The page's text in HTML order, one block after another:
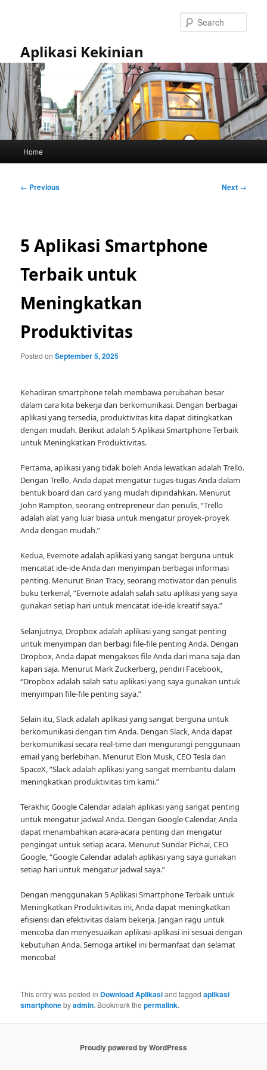
Aplikasi Kekinian
Home
Post
← Previous Next →
5 Aplikasi Smartphone
Terbaik untuk
Meningkatkan
Produktivitas
Posted onSeptember 5, 2025
Kehadiran smartphone telah membawa perubahan besar
dalam cara kita bekerja dan berkomunikasi. Dengan berbagai
aplikasi yang tersedia, produktivitas kita dapat ditingkatkan
dengan mudah. Berikut adalah 5 Aplikasi Smartphone Terbaik
untuk Meningkatkan Produktivitas.
Pertama, aplikasi yang tidak boleh Anda lewatkan adalah Trello.
Dengan Trello, Anda dapat mengatur tugas-tugas Anda dalam
bentuk board dan card yang mudah dipindahkan. Menurut
John Rampton, seorang entrepreneur dan penulis, “Trello
adalah alat yang luar biasa untuk mengatur proyek-proyek
Anda dengan mudah.”
Kedua, Evernote adalah aplikasi yang sangat berguna untuk
mencatat ide-ide Anda dan menyimpan berbagai informasi
penting. Menurut Brian Tracy, seorang motivator dan penulis
buku terkenal, “Evernote adalah salah satu aplikasi yang saya
gunakan setiap hari untuk mencatat ide-ide kreatif saya.”
Selanjutnya, Dropbox adalah aplikasi yang sangat penting
untuk menyimpan dan berbagi file-file penting Anda. Dengan
Dropbox, Anda dapat mengakses file Anda dari mana saja dan
kapan saja. Menurut Mark Zuckerberg, pendiri Facebook,
“Dropbox adalah salah satu aplikasi yang saya gunakan untuk
menyimpan file-file penting saya.”
Selain itu, Slack adalah aplikasi yang sangat berguna untuk
berkomunikasi dengan tim Anda. Dengan Slack, Anda dapat
berkomunikasi secara real-time dan mengurangi penggunaan
email yang berlebihan. Menurut Elon Musk, CEO Tesla dan
SpaceX, “Slack adalah aplikasi yang sangat membantu dalam
meningkatkan produktivitas tim kami.”
Terakhir, Google Calendar adalah aplikasi yang sangat penting
untuk mengatur jadwal Anda. Dengan Google Calendar, Anda
dapat menambahkan acara-acara penting dan mengatur
pengingat untuk setiap acara. Menurut Sundar Pichai, CEO
Google, “Google Calendar adalah aplikasi yang saya gunakan
setiap hari untuk mengatur jadwal saya.”
Dengan menggunakan 5 Aplikasi Smartphone Terbaik untuk
Meningkatkan Produktivitas ini, Anda dapat meningkatkan
efisiensi dan efektivitas dalam bekerja. Jangan ragu untuk
mencoba dan menyesuaikan aplikasi-aplikasi ini sesuai dengan
kebutuhan Anda. Semoga artikel ini bermanfaat dan selamat
mencoba!
This entry was posted in Download Aplikasiand taggedaplikasi
smartphonebyadmin. Bookmark thepermalink.
Proudly powered by WordPress